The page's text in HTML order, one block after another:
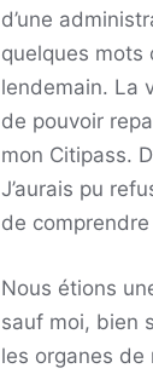
d’une
quelques mots
lendemain. La
de pouvoir
mon Citipass.
J’aurais pu
de
Nous étions
sauf moi, bien
les organes de